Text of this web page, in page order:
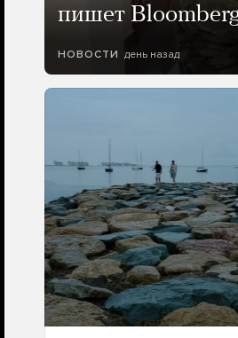
пишет
НОВОСТИ день назад